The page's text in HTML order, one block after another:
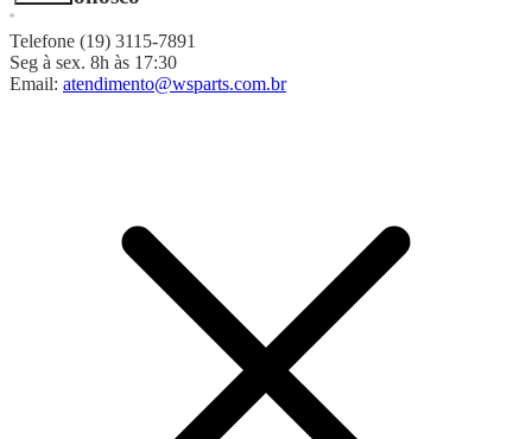
Telefone (19) 3115-7891
Seg à sex. 8h às 17:30
Email: atendimento@wsparts.com.br